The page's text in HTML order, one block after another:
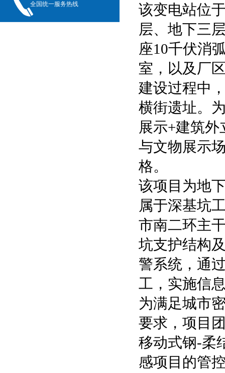
全国统一服务热线
该变电站位
层、地下三
座10千伏消
室，以及厂
建设过程中
横街遗址。
展示+建筑
与文物展示
格。
该项目为地
属于深基坑
市南二环主
坑支护结构
警系统，通
工，实施信
为满足城市
要求，项目
移动式钢-柔
感项目的管